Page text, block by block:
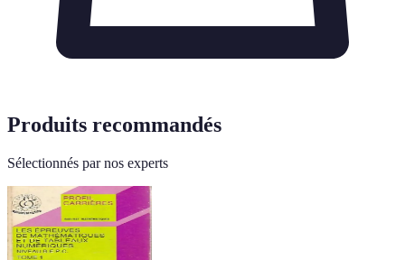
Produits recommandés
Sélectionnés par nos experts